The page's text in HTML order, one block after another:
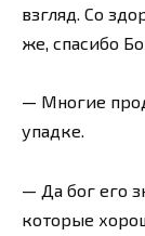
взгляд. Со
же, спасибо
— Многие
упадке.
— Да бог его
которые